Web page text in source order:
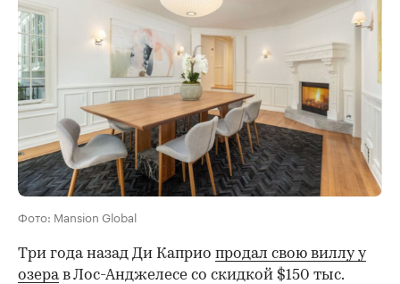
Фото: Mansion Global
Три года назад Ди Каприо продал свою виллу у
озерав Лос-Анджелесе со скидкой $150 тыс.